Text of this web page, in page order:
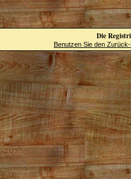
Die
Benutzen Sie den